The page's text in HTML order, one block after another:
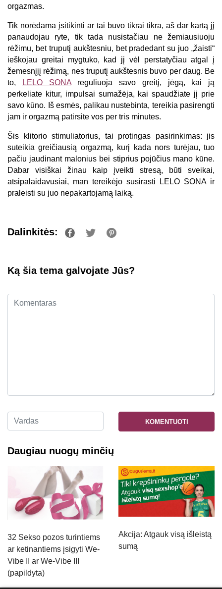
orgazmas.
Tik norėdama įsitikinti ar tai buvo tikrai tikra, aš dar kartą jį
panaudojau ryte, tik tada nusistačiau ne žemiausiuoju
rėžimu, bet truputį aukštesniu, bet pradedant su juo „žaisti“
ieškojau greitai mygtuko, kad jį vėl perstatyčiau atgal į
žemesnįjį rėžimą, nes truputį aukštesnis buvo per daug. Be
to,
LELO SONAreguliuoja savo greitį, jėgą, kai ją
perkeliate kitur, impulsai sumažėja, kai spaudžiate jį prie
savo kūno. Iš esmės, palikau nustebinta, tereikia pasirengti
jam ir orgazmą patirsite vos per tris minutes.
Šis klitorio stimuliatorius, tai protingas pasirinkimas: jis
suteikia greičiausią orgazmą, kurį kada nors turėjau, tuo
pačiu jaudinant malonius bei stiprius pojūčius mano kūne.
Dabar visiškai žinau kaip įveikti stresą, būti sveikai,
atsipalaidavusiai, man tereikėjo susirasti LELO SONA ir
praleisti su juo nepakartojamą laiką.
Dalinkitės:
Ką šia tema galvojate Jūs?
KOMENTUOTI
Daugiau nuogų minčių
32 Sekso pozos turintiems
ar ketinantiems įsigyti We-
Vibe II ar We-Vibe III
(papildyta)
Akcija: Atgauk visą išleistą
sumą